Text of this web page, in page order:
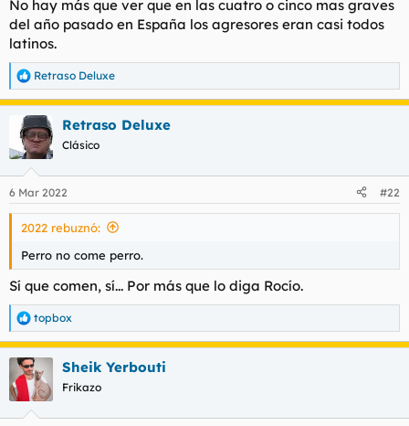
No hay más que ver que en las cuatro o cinco mas graves
del año pasado en España los agresores eran casi todos
latinos.
R
e
a
c
i
e
s
Retraso Deluxe
Retraso Deluxe
Clásico
6 Mar 2022 #22
2022 rebuznó:
Perro no come perro.
Sí que comen, sí... Por más que lo diga Rocío.
R
e
a
c
c
i
topbox
Sheik Yerbouti
Frikazo